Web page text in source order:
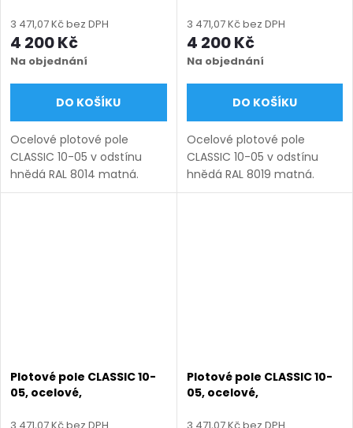
(šířka 100–3300 mm,
výška 450–1750 mm),
hnědá RAL 8014 matná
3 471,07 Kč bez DPH
4 200 Kč
Na objednání
DO KOŠÍKU
Ocelové plotové pole
CLASSIC 10-05 v odstínu
hnědá RAL 8014 matná.
Bezúdržbová ocel (žárový
(šířka 100–3300 mm,
výška 450–1750 mm),
hnědá RAL 8019 matná
3 471,07 Kč bez DPH
4 200 Kč
Na objednání
DO KOŠÍKU
Ocelové plotové pole
CLASSIC 10-05 v odstínu
hnědá RAL 8019 matná.
Bezúdržbová ocel (žárový
Plotové pole CLASSIC 10-
05, ocelové,
(šířka 100–3300 mm,
Plotové pole CLASSIC 10-
05, ocelové,
(šířka 100–3300 mm,